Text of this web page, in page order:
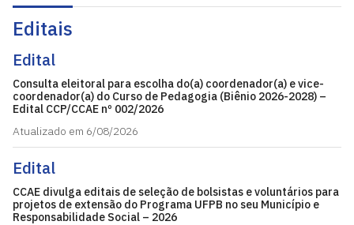
Editais
Edital
Consulta eleitoral para escolha do(a) coordenador(a) e vice-
coordenador(a) do Curso de Pedagogia (Biênio 2026-2028) –
Edital CCP/CCAE nº 002/2026
Atualizado em 6/08/2026
Edital
CCAE divulga editais de seleção de bolsistas e voluntários para
projetos de extensão do Programa UFPB no seu Município e
Responsabilidade Social – 2026